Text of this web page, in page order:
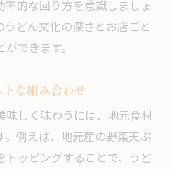
的な回り方を意識しましょ
どん文化の深さとお店ごと
できます。
な組み合わせ
味しく味わうには、地元食材
。例えば、地元産の野菜天ぷ
トッピングすることで、うど